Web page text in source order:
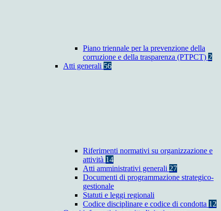
Piano triennale per la prevenzione della
corruzione e della trasparenza (PTPCT) 2
Atti generali 56
Riferimenti normativi su organizzazione e
attività 14
Atti amministrativi generali 27
Documenti di programmazione strategico-
gestionale
Statuti e leggi regionali
Codice disciplinare e codice di condotta 12